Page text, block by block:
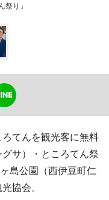
り」
てんを観光客に無料
サ）・ところてん祭
島公園（西伊豆町仁
協会。